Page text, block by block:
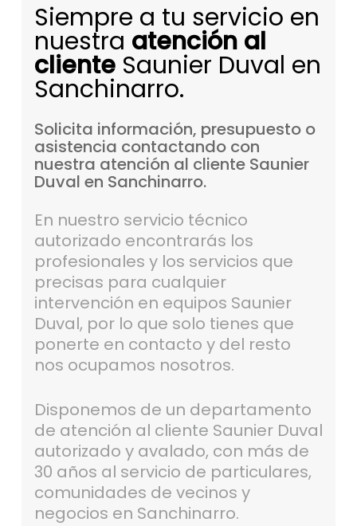
Siempre a tu servicio en
nuestra atención al
clienteSaunier Duval en
Sanchinarro.
Solicita información, presupuesto o
asistencia contactando con
nuestra atención al cliente Saunier
Duval en Sanchinarro.
En nuestro servicio técnico
autorizado encontrarás los
profesionales y los servicios que
precisas para cualquier
intervención en equipos Saunier
Duval, por lo que solo tienes que
ponerte en contacto y del resto
nos ocupamos nosotros.
Disponemos de un departamento
de atención al cliente Saunier Duval
autorizado y avalado, con más de
30 años al servicio de particulares,
comunidades de vecinos y
negocios en Sanchinarro.